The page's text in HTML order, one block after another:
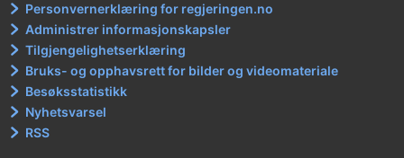
Personvernerklæring for regjeringen.no
Administrer informasjonskapsler
Tilgjengelighetserklæring
Bruks- og opphavsrett for bilder og videomateriale
Besøksstatistikk
Nyhetsvarsel
RSS